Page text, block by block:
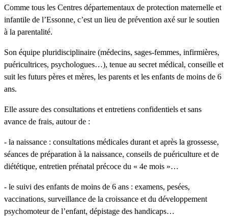
Comme tous les Centres départementaux de protection maternelle et
infantile de l’Essonne, c’est un lieu de prévention axé sur le soutien
à la parentalité.
Son équipe pluridisciplinaire (médecins, sages-femmes, infirmières,
puéricultrices, psychologues…), tenue au secret médical, conseille et
suit les futurs pères et mères, les parents et les enfants de moins de 6
ans.
Elle assure des consultations et entretiens confidentiels et sans
avance de frais, autour de :
- la naissance : consultations médicales durant et après la grossesse,
séances de préparation à la naissance, conseils de puériculture et de
diététique, entretien prénatal précoce du « 4e mois »…
- le suivi des enfants de moins de 6 ans : examens, pesées,
vaccinations, surveillance de la croissance et du développement
psychomoteur de l’enfant, dépistage des handicaps…